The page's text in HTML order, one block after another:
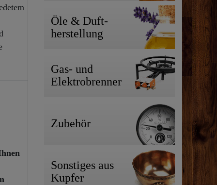
Öle & Duft-
herstellung
Gas- und
Elektrobrenner
Zubehör
Sonstiges aus
Kupfer